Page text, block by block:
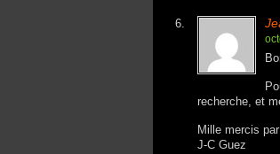
recherche, et
Mille mercis
J-C Guez